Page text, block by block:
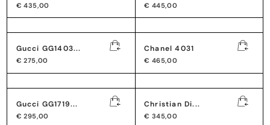
€ 435,00 € 445,00
Gucci GG1403...
€ 275,00
Chanel 4031
€ 465,00
Gucci GG1719...
€ 295,00
Christian Di...
€ 345,00